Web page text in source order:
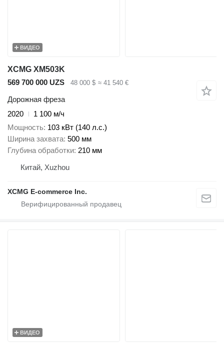
ВИДЕО
XCMG XM503K
569 700 000 UZS
48 000 $ ≈ 41 540 €
Дорожная фреза
2020
1 100 м/ч
Мощность 103 кВт (140 л.с.)
Ширина захвата 500 мм
Глубина обработки 210 мм
Китай, Xuzhou
XCMG E-commerce Inc.
ВИДЕО